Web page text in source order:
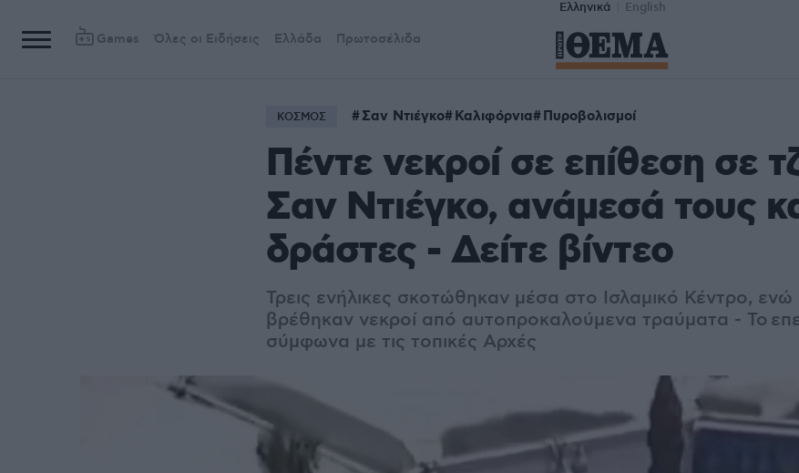
Ελληνικά English
Games Όλες οι Ειδήσεις Ελλάδα Πρωτοσέλιδα
ΚΟΣΜΟΣ Σαν Ντιέγκο Καλιφόρνια Πυροβολισμοί
Πέντε νεκροί σε επίθεση σε
Σαν Ντιέγκο, ανάμεσά τους
δράστες - Δείτε βίντεο
Τρεις ενήλικες σκοτώθηκαν μέσα στο Ισλαμικό Κέντρο, ενώ
βρέθηκαν νεκροί από αυτοπροκαλούμενα τραύματα - Το
σύμφωνα με τις τοπικές Αρχές